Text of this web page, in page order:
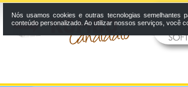
Nós usamos cookies e outras tecnologias semelhantes
conteúdo personalizado. Ao utilizar nossos serviços, você